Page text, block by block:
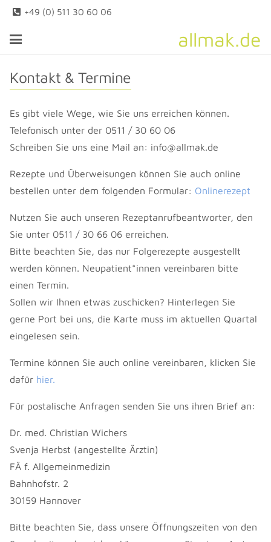
+49 (0) 511 30 60 06
allmak.de
Kontakt & Termine
Es gibt viele Wege, wie Sie uns erreichen können.
Telefonisch unter der 0511 / 30 60 06
Schreiben Sie uns eine Mail an: info@allmak.de
Rezepte und Überweisungen können Sie auch online
bestellen unter dem folgenden Formular: Onlinerezept
Nutzen Sie auch unseren Rezeptanrufbeantworter, den
Sie unter 0511 / 30 66 06 erreichen.
Bitte beachten Sie, das nur Folgerezepte ausgestellt
werden können. Neupatient*innen vereinbaren bitte
einen Termin.
Sollen wir Ihnen etwas zuschicken? Hinterlegen Sie
gerne Port bei uns, die Karte muss im aktuellen Quartal
eingelesen sein.
Termine können Sie auch online vereinbaren, klicken Sie
dafür hier.
Für postalische Anfragen senden Sie uns ihren Brief an:
Dr. med. Christian Wichers
Svenja Herbst (angestellte Ärztin)
FÄ f. Allgemeinmedizin
Bahnhofstr. 2
30159 Hannover
Bitte beachten Sie, dass unsere Öffnungszeiten von den